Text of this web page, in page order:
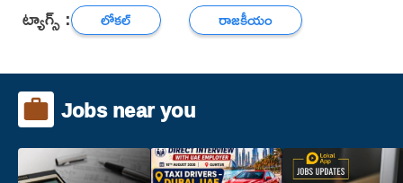
ట్యాగ్స్ : లోకల్ రాజకీయం
Jobs near you